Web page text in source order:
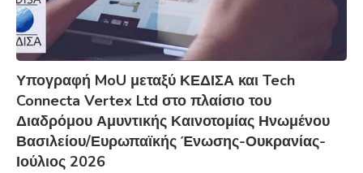
Υπογραφή MoU μεταξύ ΚΕΔΙΣΑ και Tech
Connecta Vertex Ltd στο πλαίσιο του
Διαδρόμου Αμυντικής Καινοτομίας Ηνωμένου
Βασιλείου/Ευρωπαϊκής Ένωσης-Ουκρανίας-
Ιούλιος 2026